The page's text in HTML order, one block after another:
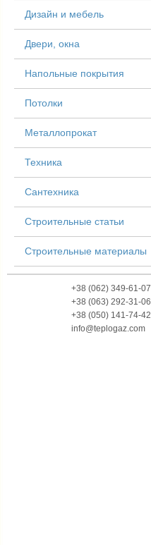
Дизайн и мебель
Двери, окна
Напольные покрытия
Потолки
Металлопрокат
Техника
Сантехника
Строительные статьи
Строительные материалы
+38 (062) 349-61-07
+38 (063) 292-31-06
+38 (050) 141-74-42
info@teplogaz.com